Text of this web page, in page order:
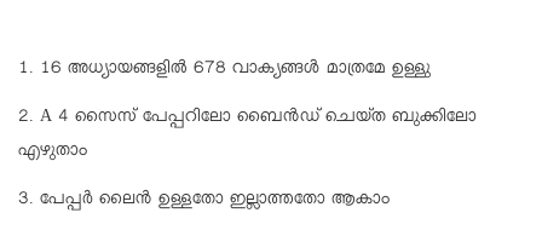
1. 16 അധ്യായങ്ങളിൽ 678 വാക്യങ്ങൾ മാത്രമേ ഉള്ളു
2. A 4 സൈസ് പേപ്പറിലോ ബൈൻഡ് ചെയ്‌ത ബുക്കിലോ
എഴുതാം
3. പേപ്പർ ലൈൻ ഉള്ളതോ ഇല്ലാത്തതോ ആകാം